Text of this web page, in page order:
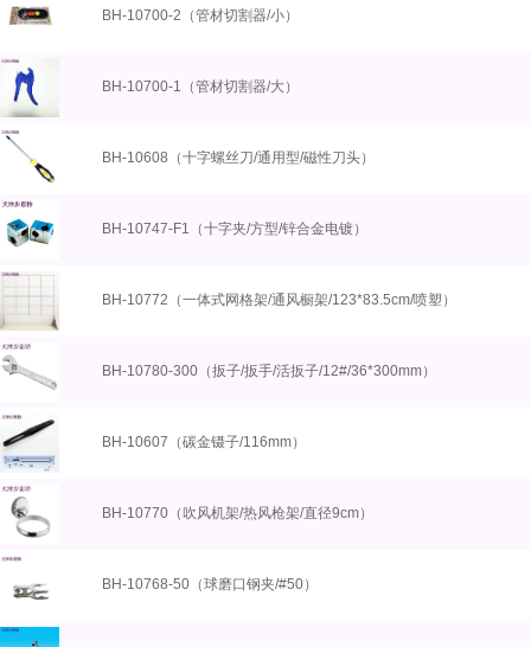
BH-10700-2（管材切割器/小）
BH-10700-1（管材切割器/大）
BH-10608（十字螺丝刀/通用型/磁性刀头）
BH-10747-F1（十字夹/方型/锌合金电镀）
BH-10772（一体式网格架/通风橱架/123*83.5cm/喷塑）
BH-10780-300（扳子/扳手/活扳子/12#/36*300mm）
BH-10607（碳金镊子/116mm）
BH-10770（吹风机架/热风枪架/直径9cm）
BH-10768-50（球磨口钢夹/#50）